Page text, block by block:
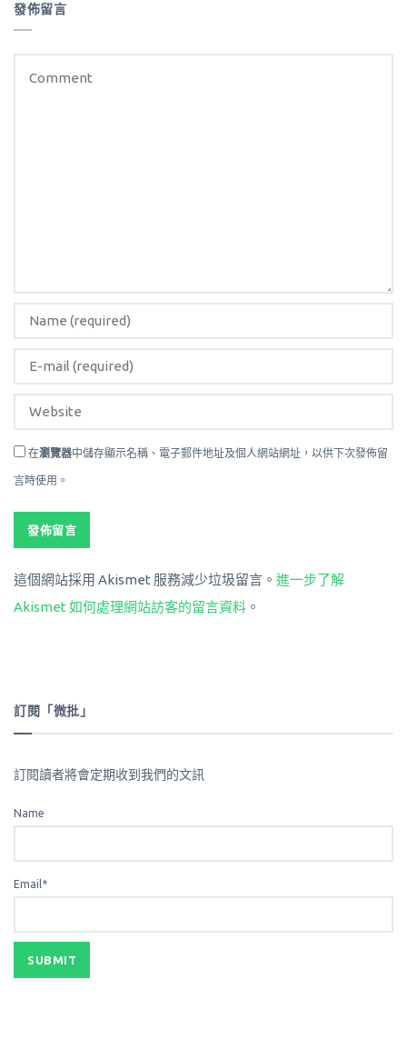
發佈留言
在瀏覽器中儲存顯示名稱、電子郵件地址及個人網站網址，以供下次發佈留
言時使用。
這個網站採用 Akismet 服務減少垃圾留言。 進一步了解
Akismet 如何處理網站訪客的留言資料 。
訂閱「微批」
訂閱讀者將會定期收到我們的文訊
Name
Email*